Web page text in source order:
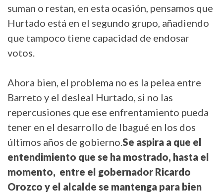
suman o restan, en esta ocasión, pensamos que
Hurtado está en el segundo grupo, añadiendo
que tampoco tiene capacidad de endosar
votos.
Ahora bien, el problema no es la pelea entre
Barreto y el desleal Hurtado, si no las
repercusiones que ese enfrentamiento pueda
tener en el desarrollo de Ibagué en los dos
últimos años de gobierno.Se aspira a que el
entendimiento que se ha mostrado, hasta el
momento, entre el gobernador Ricardo
Orozco y el alcalde se mantenga para bien